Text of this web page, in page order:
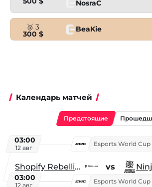
NosraC
🥉 3
300 $
BeaKie
Календарь матчей
Предстоящие
03:00
12 авг
Shopify Rebellion vs
03:00
12 авг